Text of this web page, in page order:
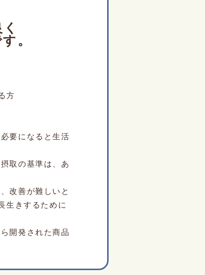
。
方
要になると生活
取の基準は、あ
改善が難しいと
生きするために
開発された商品